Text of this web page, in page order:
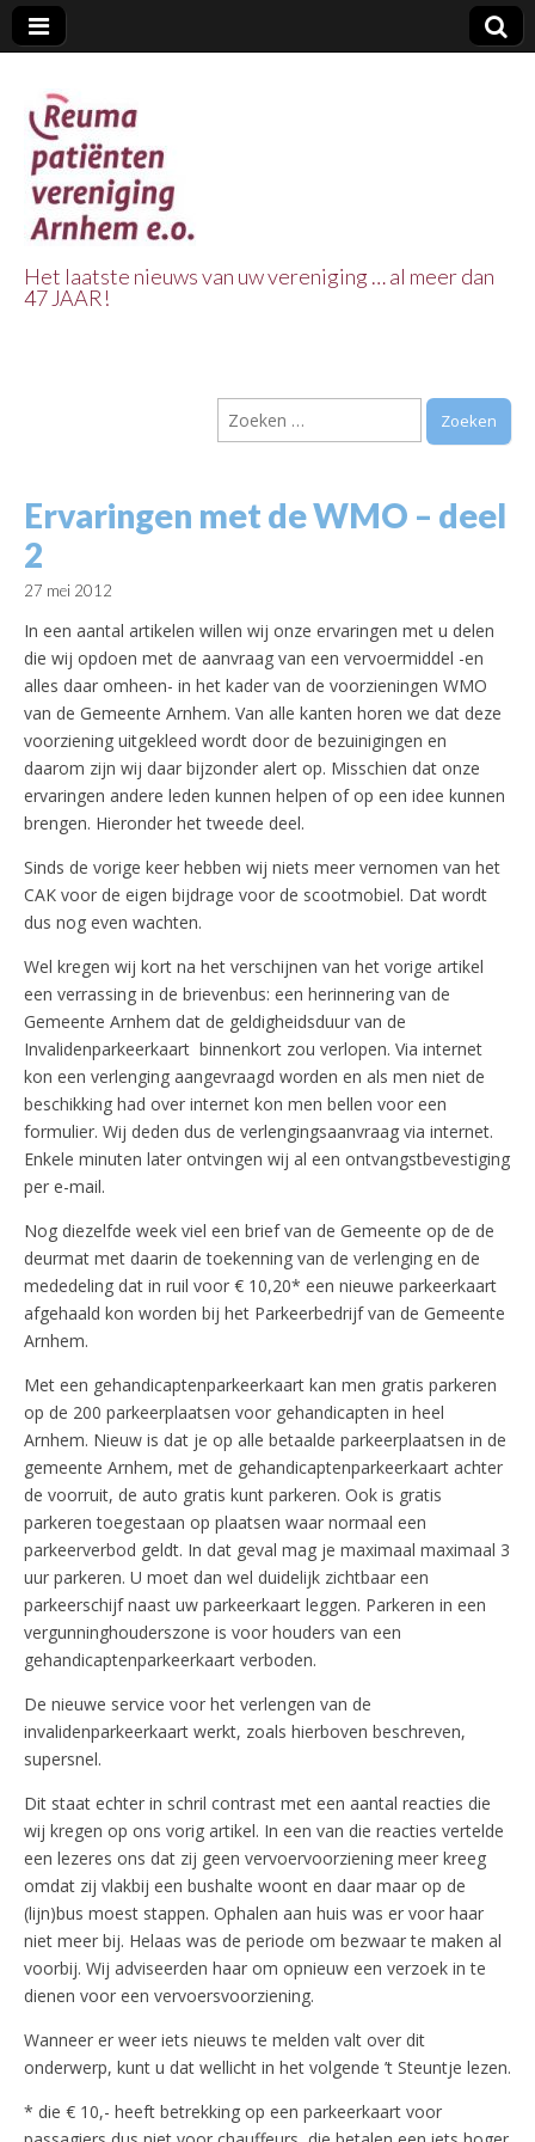
Vereniging
Arnhem e.o.
Het laatste nieuws van uw vereniging … al meer dan
47 JAAR!
Zoeken
naar:
Ervaringen met de WMO – deel
2
27 mei 2012
In een aantal artikelen willen wij onze ervaringen met u delen
die wij opdoen met de aanvraag van een vervoermiddel -en
alles daar omheen- in het kader van de voorzieningen WMO
van de Gemeente Arnhem. Van alle kanten horen we dat deze
voorziening uitgekleed wordt door de bezuinigingen en
daarom zijn wij daar bijzonder alert op. Misschien dat onze
ervaringen andere leden kunnen helpen of op een idee kunnen
brengen. Hieronder het tweede deel.
Sinds de vorige keer hebben wij niets meer vernomen van het
CAK voor de eigen bijdrage voor de scootmobiel. Dat wordt
dus nog even wachten.
Wel kregen wij kort na het verschijnen van het vorige artikel
een verrassing in de brievenbus: een herinnering van de
Gemeente Arnhem dat de geldigheidsduur van de
Invalidenparkeerkaart binnenkort zou verlopen. Via internet
kon een verlenging aangevraagd worden en als men niet de
beschikking had over internet kon men bellen voor een
formulier. Wij deden dus de verlengingsaanvraag via internet.
Enkele minuten later ontvingen wij al een ontvangstbevestiging
per e-mail.
Nog diezelfde week viel een brief van de Gemeente op de de
deurmat met daarin de toekenning van de verlenging en de
mededeling dat in ruil voor € 10,20* een nieuwe parkeerkaart
afgehaald kon worden bij het Parkeerbedrijf van de Gemeente
Arnhem.
Met een gehandicaptenparkeerkaart kan men gratis parkeren
op de 200 parkeerplaatsen voor gehandicapten in heel
Arnhem. Nieuw is dat je op alle betaalde parkeerplaatsen in de
gemeente Arnhem, met de gehandicaptenparkeerkaart achter
de voorruit, de auto gratis kunt parkeren. Ook is gratis
parkeren toegestaan op plaatsen waar normaal een
parkeerverbod geldt. In dat geval mag je maximaal maximaal 3
uur parkeren. U moet dan wel duidelijk zichtbaar een
parkeerschijf naast uw parkeerkaart leggen. Parkeren in een
vergunninghouderszone is voor houders van een
gehandicaptenparkeerkaart verboden.
De nieuwe service voor het verlengen van de
invalidenparkeerkaart werkt, zoals hierboven beschreven,
supersnel.
Dit staat echter in schril contrast met een aantal reacties die
wij kregen op ons vorig artikel. In een van die reacties vertelde
een lezeres ons dat zij geen vervoervoorziening meer kreeg
omdat zij vlakbij een bushalte woont en daar maar op de
(lijn)bus moest stappen. Ophalen aan huis was er voor haar
niet meer bij. Helaas was de periode om bezwaar te maken al
voorbij. Wij adviseerden haar om opnieuw een verzoek in te
dienen voor een vervoersvoorziening.
Wanneer er weer iets nieuws te melden valt over dit
onderwerp, kunt u dat wellicht in het volgende ’t Steuntje lezen.
* die € 10,- heeft betrekking op een parkeerkaart voor